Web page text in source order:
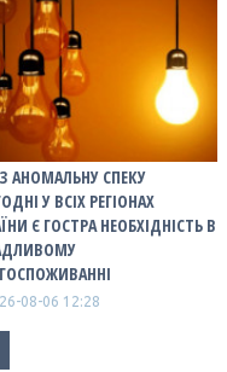
АНОМАЛЬНУ СПЕКУ
У ВСІХ РЕГІОНАХ
Є ГОСТРА НЕОБХІДНІСТЬ В
08-06 12:28